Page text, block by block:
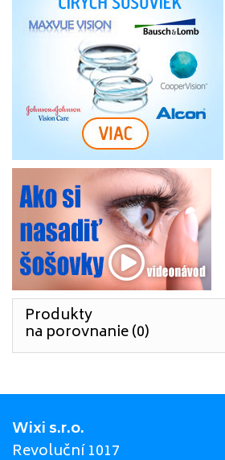
Produkty
na porovnanie (0)
Wixi s.r.o.
Revoluční 1017